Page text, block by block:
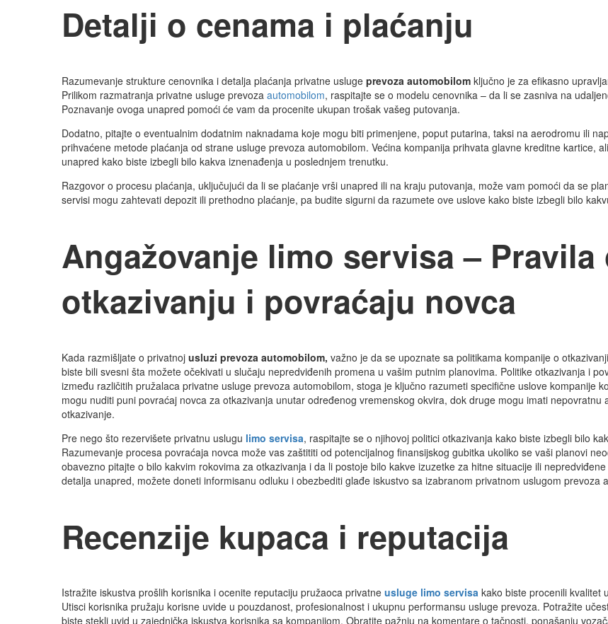
Detalji o cenama i plaćanju
Razumevanje strukture cenovnika i detalja plaćanja privatne usluge prevoza automobilom ključno je za efikasno
Prilikom razmatranja privatne usluge prevoza automobilom, raspitajte se o modelu cenovnika – da li se zasniva na
Poznavanje ovoga unapred pomoći će vam da procenite ukupan trošak vašeg putovanja.
Dodatno, pitajte o eventualnim dodatnim naknadama koje mogu biti primenjene, poput putarina, taksi na aerodromu ili
prihvaćene metode plaćanja od strane usluge prevoza automobilom. Većina kompanija prihvata glavne kreditne kartice,
unapred kako biste izbegli bilo kakva iznenađenja u poslednjem trenutku.
Razgovor o procesu plaćanja, uključujući da li se plaćanje vrši unapred ili na kraju putovanja, može vam pomoći da se
servisi mogu zahtevati depozit ili prethodno plaćanje, pa budite sigurni da razumete ove uslove kako biste izbegli bilo
Angažovanje limo servisa – Pravila
otkazivanju i povraćaju novca
Kada razmišljate o privatnoj usluzi prevoza automobilom, važno je da se upoznate sa politikama kompanije o
biste bili svesni šta možete očekivati u slučaju nepredviđenih promena u vašim putnim planovima. Politike otkazivanja i
između različitih pružalaca privatne usluge prevoza automobilom, stoga je ključno razumeti specifične uslove kompanije
mogu nuditi puni povraćaj novca za otkazivanja unutar određenog vremenskog okvira, dok druge mogu imati nepovratnu
otkazivanje.
Pre nego što rezervišete privatnu uslugu limo servisa, raspitajte se o njihovoj politici otkazivanja kako biste izbegli bilo
Razumevanje procesa povraćaja novca može vas zaštititi od potencijalnog finansijskog gubitka ukoliko se vaši planovi
obavezno pitajte o bilo kakvim rokovima za otkazivanja i da li postoje bilo kakve izuzetke za hitne situacije ili
detalja unapred, možete doneti informisanu odluku i obezbediti glađe iskustvo sa izabranom privatnom uslugom prevoza
Recenzije kupaca i reputacija
Istražite iskustva prošlih korisnika i ocenite reputaciju pružaoca privatne usluge limo servisa kako biste procenili kvalitet
Utisci korisnika pružaju korisne uvide u pouzdanost, profesionalnost i ukupnu performansu usluge prevoza. Potražite
biste stekli uvid u zajednička iskustva korisnika sa kompanijom. Obratite pažnju na komentare o tačnosti, ponašanju